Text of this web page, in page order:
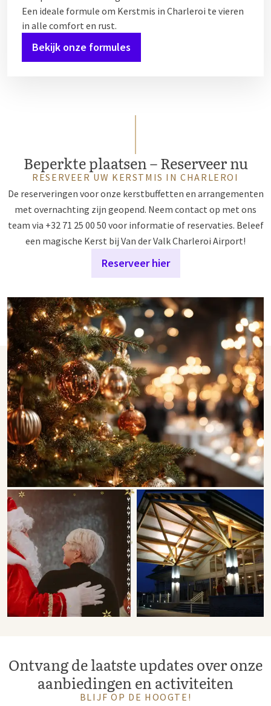
Een ideale formule om Kerstmis in Charleroi te vieren
in alle comfort en rust.
Bekijk onze formules
Beperkte plaatsen – Reserveer nu
RESERVEER UW KERSTMIS IN CHARLEROI
De reserveringen voor onze kerstbuffetten en arrangementen
met overnachting zijn geopend. Neem contact op met ons
team via +32 71 25 00 50 voor informatie of reservaties. Beleef
een magische Kerst bij Van der Valk Charleroi Airport!
Reserveer hier
Ontvang de laatste updates over onze
aanbiedingen en activiteiten
BLIJF OP DE HOOGTE!